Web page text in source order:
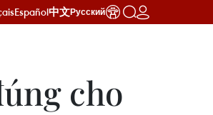
Español中文Русский
cho